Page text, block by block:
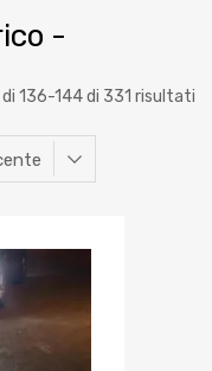
-
136-144 di 331 risultati